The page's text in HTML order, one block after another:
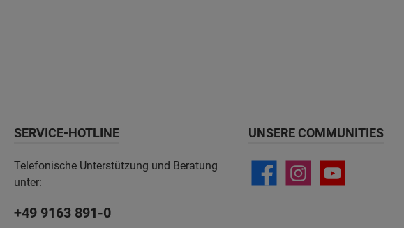
SERVICE-HOTLINE
Telefonische Unterstützung und Beratung
unter:
+49 9163 891-0
UNSERE COMMUNITIES